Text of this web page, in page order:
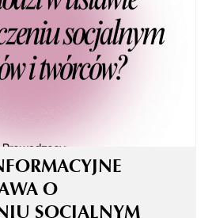
O
SOCJALNYM